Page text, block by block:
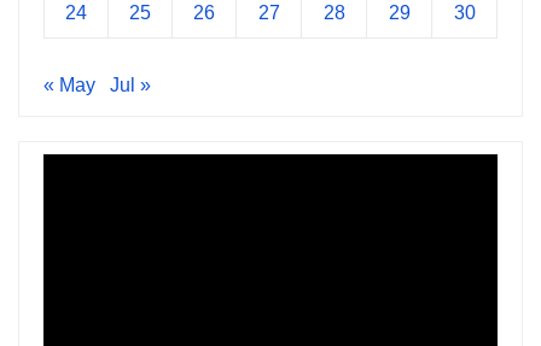
24 25 26 27 28 29 30
« May Jul »